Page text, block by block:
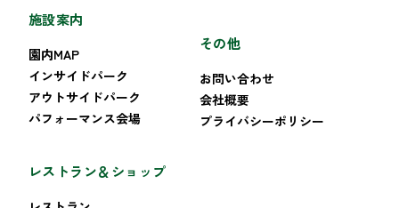
施設案内
園内MAP
インサイドパーク
アウトサイドパーク
パフォーマンス会場
レストラン＆ショップ
その他
お問い合わせ
会社概要
プライバシーポリシー